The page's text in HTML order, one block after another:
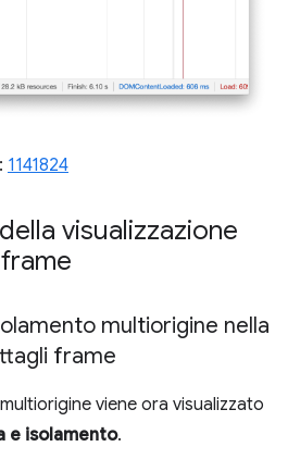
1141824
visualizzazione
multiorigine nella
frame
viene ora visualizzato
e isolamento.